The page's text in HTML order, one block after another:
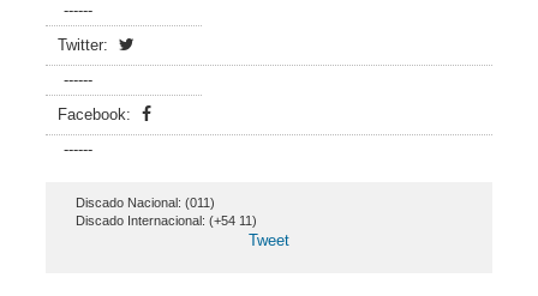
------
Twitter:
------
Facebook:
------
Discado Nacional: (011)
Discado Internacional: (+54 11)
Tweet